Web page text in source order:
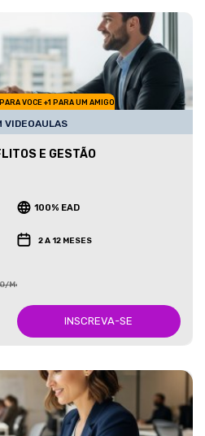
VOCE +1 PARA UM AMIGO
VIDEOAULAS
E GESTÃO
100% EAD
2 A 12 MESES
Mês
INSCREVA-SE